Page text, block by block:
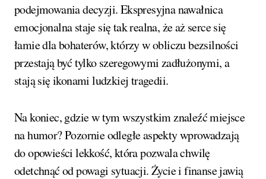
podejmowania decyzji. Ekspresyjna nawałnica
emocjonalna staje się tak realna, że aż serce się
łamie dla bohaterów, którzy w obliczu bezsilności
przestają być tylko szeregowymi zadłużonymi, a
stają się ikonami ludzkiej tragedii.
Na koniec, gdzie w tym wszystkim znaleźć miejsce
na humor? Pozornie odległe aspekty wprowadzają
do opowieści lekkość, która pozwala chwilę
odetchnąć od powagi sytuacji. Życie i finanse jawią